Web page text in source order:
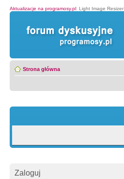
Aktualizacje na programosy.pl: Light Image Resizer
Strona główna
Zaloguj